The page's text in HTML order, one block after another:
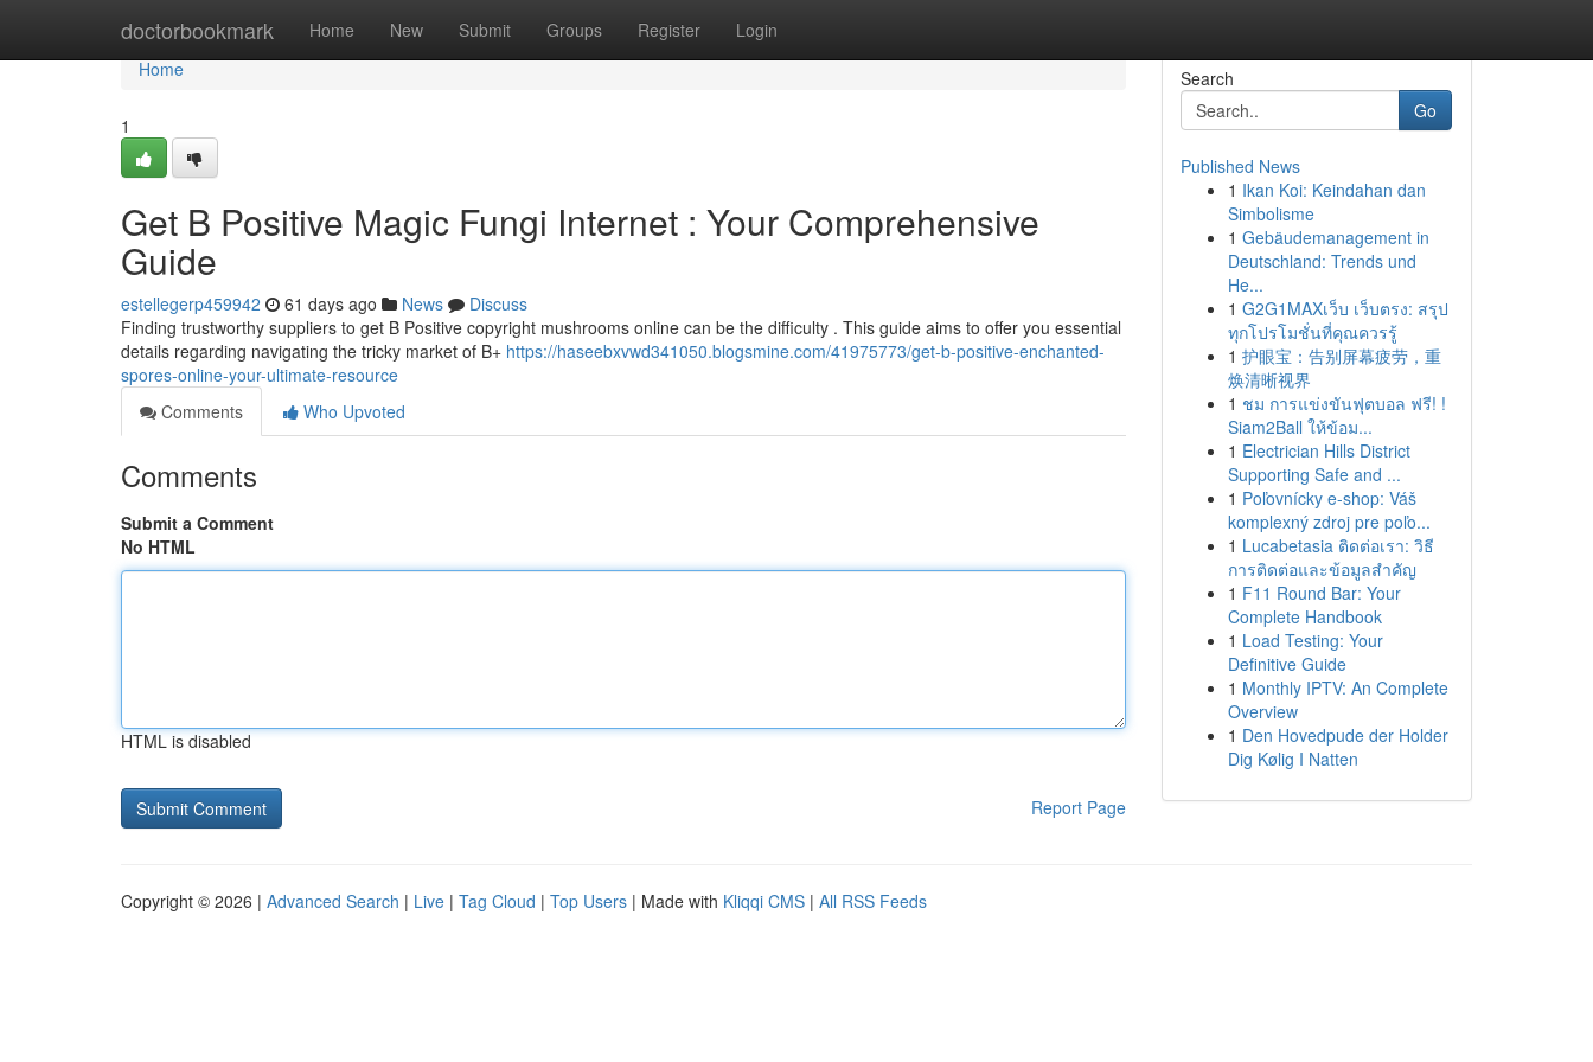
doctorbookmark Home New Submit Groups Register Login
Home
Home
1
Get B Positive Magic Fungi Internet : Your Comprehensive
Guide
estellegerp459942 61 days ago News
Discuss
Finding trustworthy suppliers to get B Positive copyright mushrooms online can be the difficulty . This guide aims to offer you essential
details regarding navigating the tricky market of B+ https://haseebxvwd341050.blogsmine.com/41975773/get-b-positive-enchanted-
spores-online-your-ultimate-resource
Comments
Who Upvoted
Comments
Submit a Comment
No HTML
HTML is disabled
Report Page
Search
Go
Published News
1 Ikan Koi: Keindahan dan
Simbolisme
1 Gebäudemanagement in
Deutschland: Trends und
He...
1 G2G1MAXเว็บ เว็บตรง: สรุป
ทุกโปรโมชั่นที่คุณควรรู้
1 护眼宝：告别屏幕疲劳，重
焕清晰视界
1 ชม การแข่งขันฟุตบอล ฟรี! !
Siam2Ball ให้ข้อม...
1 Electrician Hills District
Supporting Safe and ...
1 Poľovnícky e-shop: Váš
komplexný zdroj pre poľo...
1 Lucabetasia ติดต่อเรา: วิธี
การติดต่อและข้อมูลสำคัญ
1 F11 Round Bar: Your
Complete Handbook
1 Load Testing: Your
Definitive Guide
1 Monthly IPTV: An Complete
Overview
1 Den Hovedpude der Holder
Dig Kølig I Natten
Copyright © 2026 | Advanced Search | Live | Tag Cloud | Top Users | Made with Kliqqi CMS | All RSS Feeds